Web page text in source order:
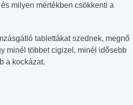
milyen mértékben csökkenti a
tablettákat szednek, megnő
minél többet cigizel, minél idősebb
a kockázat.